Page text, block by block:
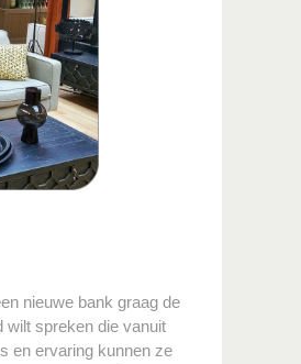
nieuwe bank graag de
wilt spreken die vanuit
en ervaring kunnen ze